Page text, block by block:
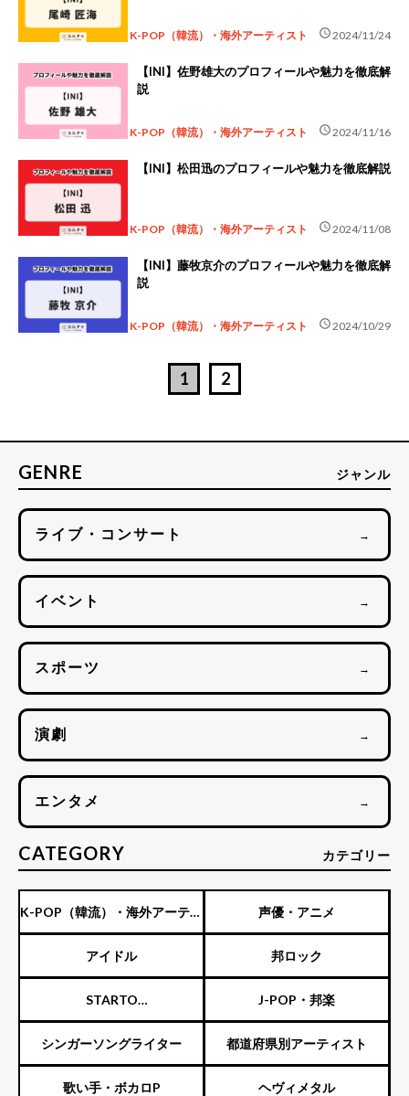
K-POP（韓流）・海外アーティスト schedule2024/11/24
【INI】佐野雄大のプロフィールや魅力を徹底解
説
K-POP（韓流）・海外アーティスト schedule2024/11/16
【INI】松田迅のプロフィールや魅力を徹底解説
K-POP（韓流）・海外アーティスト schedule2024/11/08
【INI】藤牧京介のプロフィールや魅力を徹底解
説
K-POP（韓流）・海外アーティスト schedule2024/10/29
1 2
GENRE ジャンル
ライブ・コンサート →
イベント →
スポーツ →
演劇 →
エンタメ →
CATEGORY カテゴリー
K-POP（韓流）・海外アーティ
スト
声優・アニメ
アイドル 邦ロック
STARTO
ENTERTAINMENT（旧ジャニ
ーズ）
J-POP・邦楽
シンガーソングライター 都道府県別アーティスト
歌い手・ボカロP ヘヴィメタル